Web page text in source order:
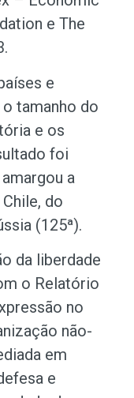
e The
e
tamanho do
e os
foi
a
do
(125ª).
da liberdade
o Relatório
no
não-
em
e